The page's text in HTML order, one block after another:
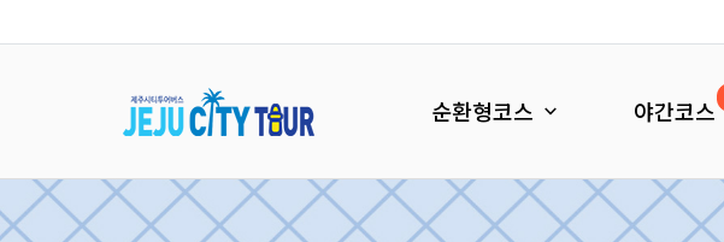
순환형코스 야간코스